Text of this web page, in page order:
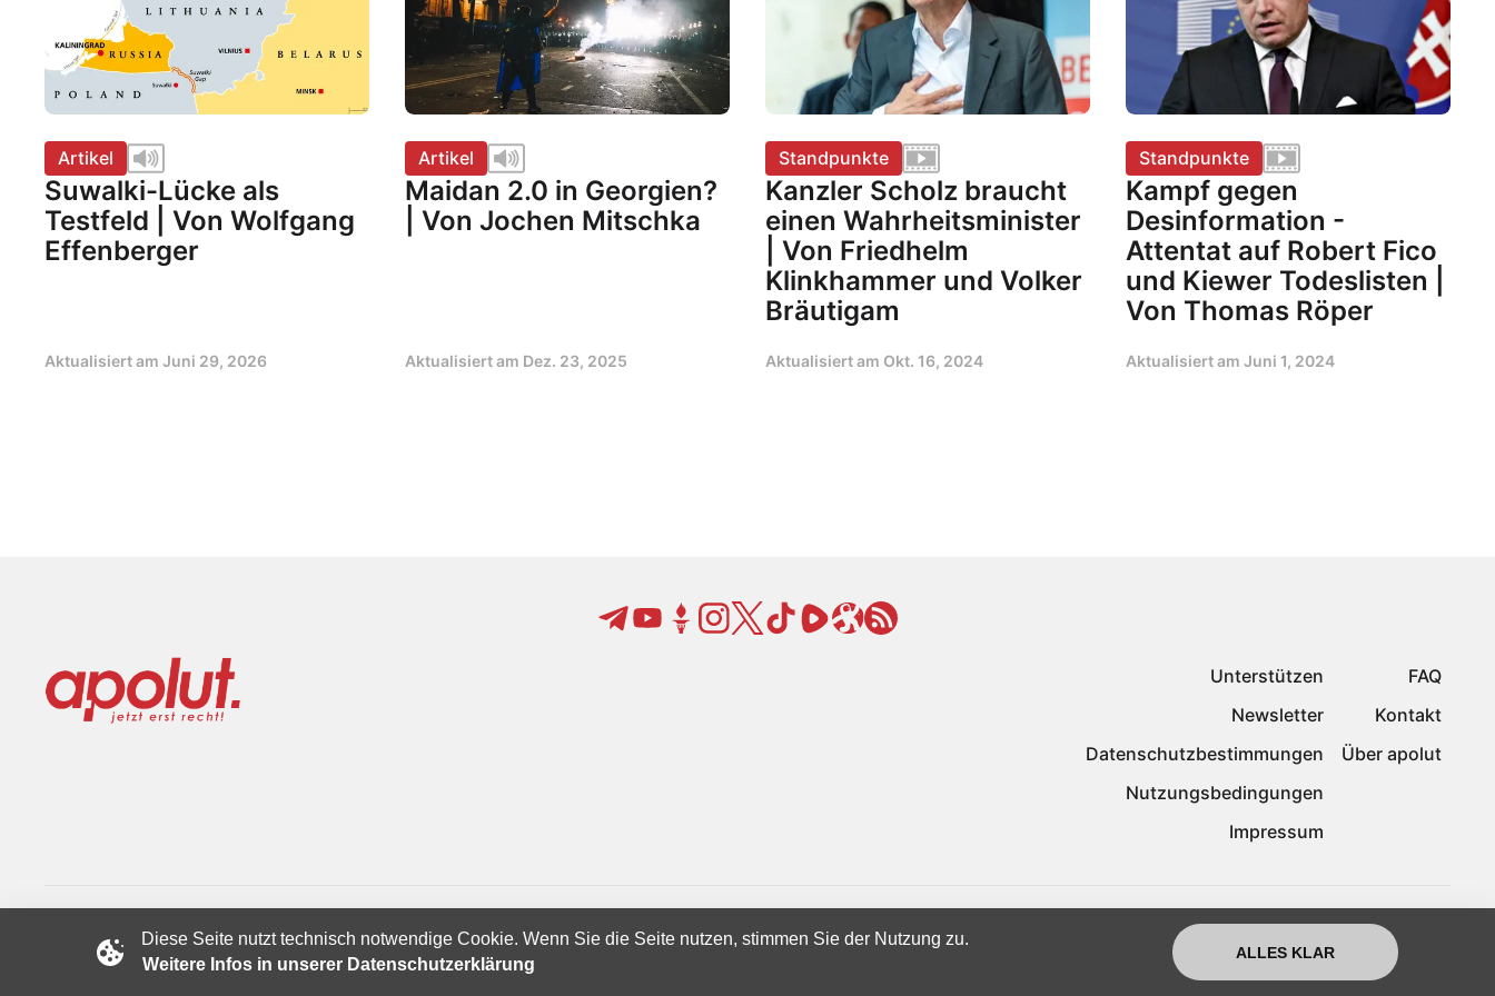
Artikel
Suwalki-Lücke als
Testfeld | Von Wolfgang
Effenberger
Aktualisiert am Juni 29, 2026
Artikel
Maidan 2.0 in Georgien?
| Von Jochen Mitschka
Aktualisiert am Dez. 23, 2025
Standpunkte
Kanzler Scholz braucht
einen Wahrheitsminister
| Von Friedhelm
Klinkhammer und Volker
Bräutigam
Aktualisiert am Okt. 16, 2024
Standpunkte
Kampf gegen
Desinformation -
Attentat auf Robert Fico
und Kiewer Todeslisten |
Von Thomas Röper
Aktualisiert am Juni 1, 2024
Unterstützen
Newsletter
Datenschutzbestimmungen
Nutzungsbedingungen
Impressum
FAQ
Kontakt
Über apolut
Copyright © 2024 apolut | Jetzt erst recht!. Published apolut Creatives Ltd.
Diese Seite nutzt technisch notwendige Cookie. Wenn Sie die Seite nutzen, stimmen Sie der Nutzung zu.
Weitere Infos in unserer Datenschutzerklärung
ALLES KLAR